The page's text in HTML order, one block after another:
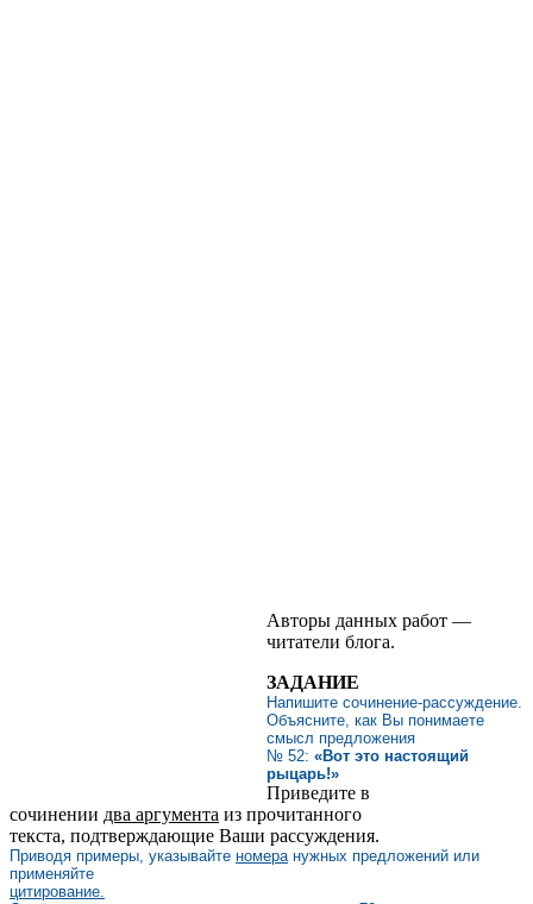
Авторы данных работ —
читатели блога.
ЗАДАНИЕ
Напишите сочинение-рассуждение.
Объясните, как Вы понимаете
смысл предложения
№ 52: «Вот это настоящий
рыцарь!»
Приведите в
сочинении два аргумента из прочитанного
текста, подтверждающие Ваши рассуждения.
Приводя примеры, указывайте номера нужных предложений или
применяйте
цитирование.